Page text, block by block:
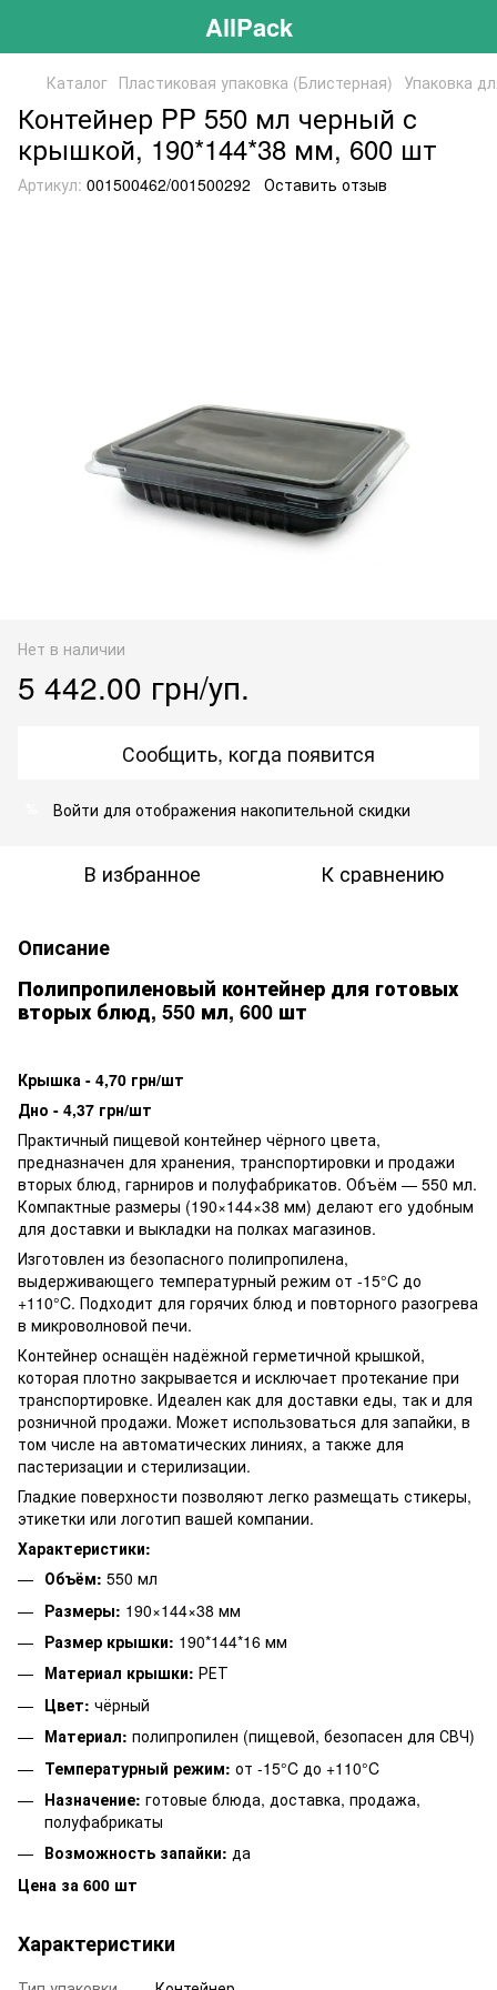
AllPack
Каталог Пластиковая упаковка (Блистерная) Упаковка
Контейнер PP 550 мл черный с
крышкой, 190*144*38 мм, 600 шт
Артикул: 001500462/001500292 Оставить отзыв
Нет в наличии
5 442.00 грн/уп.
Сообщить, когда появится
Войти для отображения накопительной скидки
В избранное К сравнению
Описание
Полипропиленовый контейнер для готовых
вторых блюд, 550 мл, 600 шт
Крышка - 4,70 грн/шт
Дно - 4,37 грн/шт
Практичный пищевой контейнер чёрного цвета,
предназначен для хранения, транспортировки и продажи
вторых блюд, гарниров и полуфабрикатов. Объём — 550 мл.
Компактные размеры (190×144×38 мм) делают его удобным
для доставки и выкладки на полках магазинов.
Изготовлен из безопасного полипропилена,
выдерживающего температурный режим от -15°C до
+110°C. Подходит для горячих блюд и повторного разогрева
в микроволновой печи.
Контейнер оснащён надёжной герметичной крышкой,
которая плотно закрывается и исключает протекание при
транспортировке. Идеален как для доставки еды, так и для
розничной продажи. Может использоваться для запайки, в
том числе на автоматических линиях, а также для
пастеризации и стерилизации.
Гладкие поверхности позволяют легко размещать стикеры,
этикетки или логотип вашей компании.
Характеристики:
Объём: 550 мл
Размеры: 190×144×38 мм
Размер крышки: 190*144*16 мм
Материал крышки: РЕТ
Цвет: чёрный
Материал: полипропилен (пищевой, безопасен для СВЧ)
Температурный режим: от -15°C до +110°C
Назначение: готовые блюда, доставка, продажа,
полуфабрикаты
Возможность запайки: да
Цена за 600 шт
Характеристики